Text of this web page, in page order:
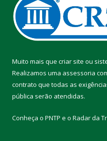
Muito mais que criar site ou
Realizamos uma assessoria
contrato que todas as
pública serão atendidas.
Conheça o PNTP e o Radar da